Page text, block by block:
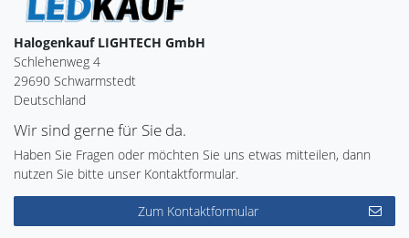
Halogenkauf LIGHTECH GmbH
Schlehenweg 4
29690 Schwarmstedt
Deutschland
Wir sind gerne für Sie da.
Haben Sie Fragen oder möchten Sie uns etwas mitteilen, dann
nutzen Sie bitte unser Kontaktformular.
Zum Kontaktformular